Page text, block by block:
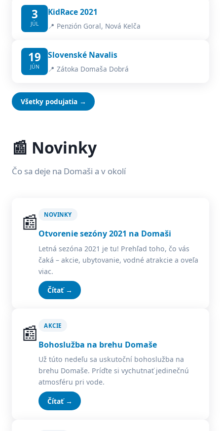
3
JÚL
KidRace 2021
📍 Penzión Goral, Nová Kelča
19
JÚN
Slovenské Navalis
📍 Zátoka Domaša Dobrá
Všetky podujatia →
📰 Novinky
Čo sa deje na Domaši a v okolí
📰 NOVINKY
Otvorenie sezóny 2021 na Domaši
Letná sezóna 2021 je tu! Prehľad toho, čo vás
čaká – akcie, ubytovanie, vodné atrakcie a oveľa
viac.
Čítať →
📰 AKCIE
Bohoslužba na brehu Domaše
Už túto nedeľu sa uskutoční bohoslužba na
brehu Domaše. Príďte si vychutnať jedinečnú
atmosféru pri vode.
Čítať →